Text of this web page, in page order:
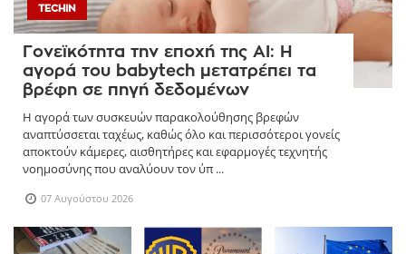
TECHIN
Γονεϊκότητα την εποχή της AI: Η
αγορά του babytech μετατρέπει τα
βρέφη σε πηγή δεδομένων
Η αγορά των συσκευών παρακολούθησης βρεφών
αναπτύσσεται ταχέως, καθώς όλο και περισσότεροι γονείς
αποκτούν κάμερες, αισθητήρες και εφαρμογές τεχνητής
νοημοσύνης που αναλύουν τον ύπ ...